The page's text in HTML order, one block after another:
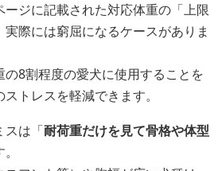
ジに記載された対応体重の「上限
際には窮屈になるケースがありま
8割程度の愛犬に使用することを
トレスを軽減できます。
スは「耐荷重だけを見て骨格や体型